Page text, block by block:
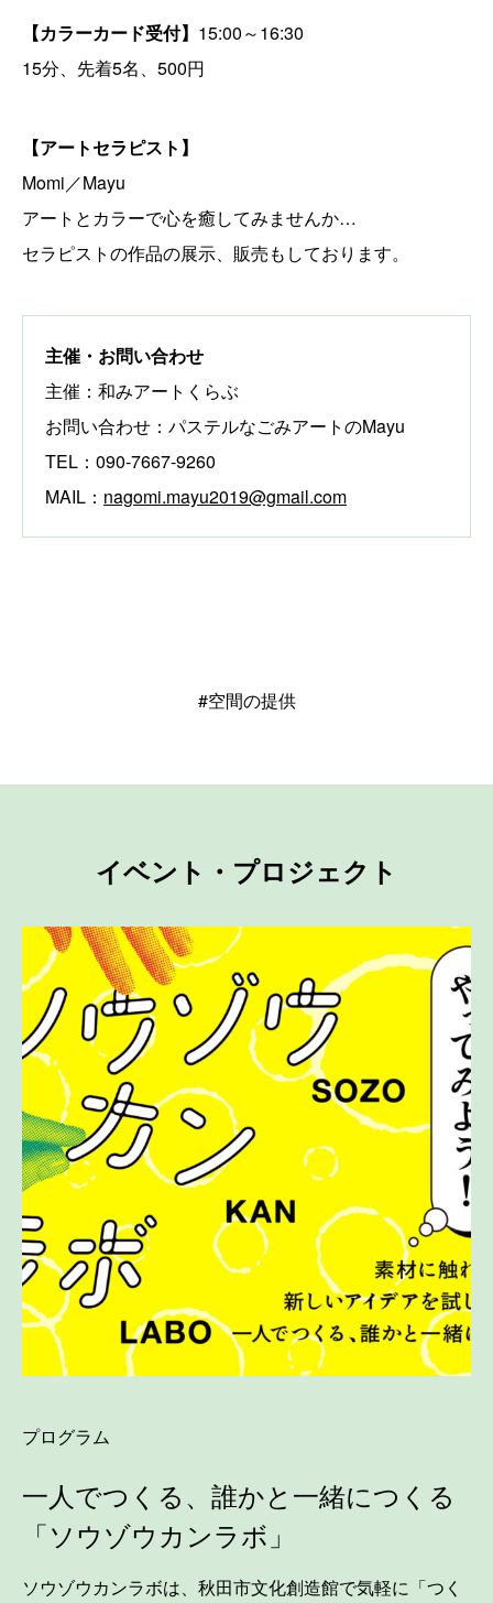
【カラーカード受付】 15:00～16:30
15分、先着5名、500円
【アートセラピスト】
Momi／Mayu
アートとカラーで心を癒してみませんか…
セラピストの作品の展示、販売もしております。
主催・お問い合わせ
主催：和みアートくらぶ
お問い合わせ：パステルなごみアートのMayu
TEL：090-7667-9260
MAIL： nagomi.mayu2019@gmail.com
#空間の提供
イベント・プロジェクト
プログラム
一人でつくる、誰かと一緒につくる
「ソウゾウカンラボ」
ソウゾウカンラボは、秋田市文化創造館で気軽に「つく